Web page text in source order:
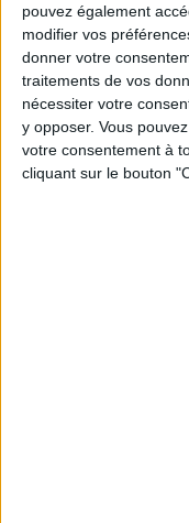
pouvez également
modifier vos
donner votre
traitements de vos
nécessiter votre
y opposer. Vous
votre consentement à
cliquant sur le bouton
Peut-on